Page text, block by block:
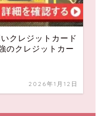
クレジットカード
のクレジットカー
2026年1月12日